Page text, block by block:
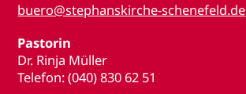
buero@stephanskirche-schenefeld.de
Pastorin
Dr. Rinja Müller
Telefon: (040) 830 62 51